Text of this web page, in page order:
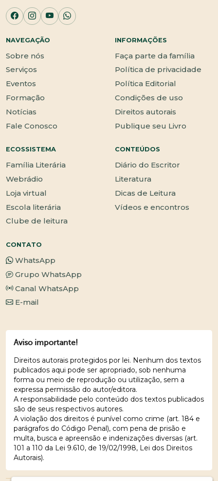
NAVEGAÇÃO
Sobre nós
Serviços
Eventos
Formação
Notícias
Fale Conosco
INFORMAÇÕES
Faça parte da família
Política de privacidade
Política Editorial
Condições de uso
Direitos autorais
Publique seu Livro
ECOSSISTEMA
Família Literária
Webrádio
Loja virtual
Escola literária
Clube de leitura
CONTEÚDOS
Diário do Escritor
Literatura
Dicas de Leitura
Vídeos e encontros
CONTATO
WhatsApp
Grupo WhatsApp
Canal WhatsApp
E-mail
Aviso importante!
Direitos autorais protegidos por lei. Nenhum dos textos
publicados aqui pode ser apropriado, sob nenhuma
forma ou meio de reprodução ou utilização, sem a
expressa permissão do autor/editora.
A responsabilidade pelo conteúdo dos textos publicados
são de seus respectivos autores.
A violação dos direitos é punível como crime (art. 184 e
parágrafos do Código Penal), com pena de prisão e
multa, busca e apreensão e indenizações diversas (art.
101 a 110 da Lei 9.610, de 19/02/1998, Lei dos Direitos
Autorais).